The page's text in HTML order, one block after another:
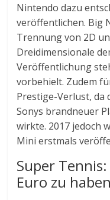
Nintendo dazu
veröffentlichen. Big
Trennung von 2D
Dreidimensionale
Veröffentlichung
vorbehielt. Zudem
Prestige-Verlust, da
Sonys brandneuer
wirkte. 2017 jedoch
Mini erstmals
Super
Euro zu haben